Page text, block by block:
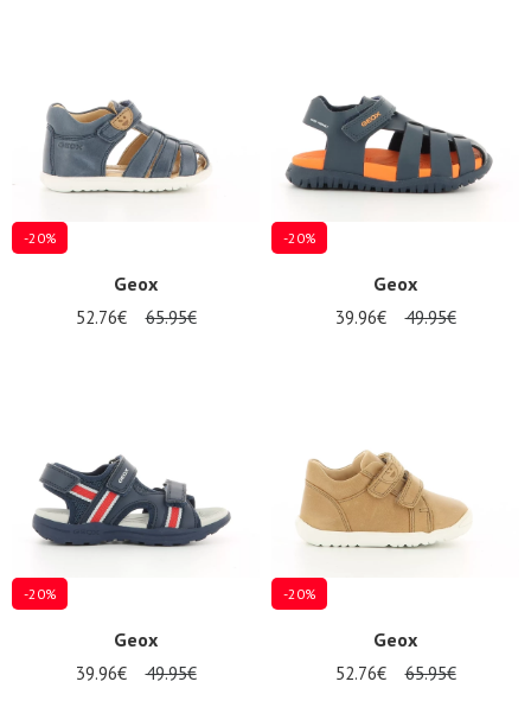
-20%
Geox
52.76€ 65.95€
-20%
Geox
39.96€ 49.95€
-20%
Geox
39.96€ 49.95€
-20%
Geox
52.76€ 65.95€